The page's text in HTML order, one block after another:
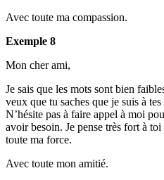
Avec toute ma compassion.
Exemple 8
Mon cher ami,
Je sais que les mots sont bien
veux que tu saches que je suis à
N’hésite pas à faire appel à moi
avoir besoin. Je pense très fort à
toute ma force.
Avec toute mon amitié.